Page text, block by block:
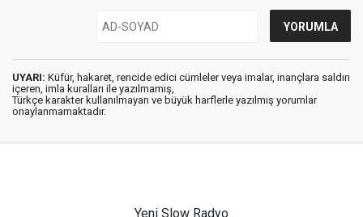
UYARI: Küfür, hakaret, rencide edici cümleler veya imalar, inançlara saldırı
içeren, imla kuralları ile yazılmamış,
Türkçe karakter kullanılmayan ve büyük harflerle yazılmış yorumlar
onaylanmamaktadır.
Yeni Slow Radyo